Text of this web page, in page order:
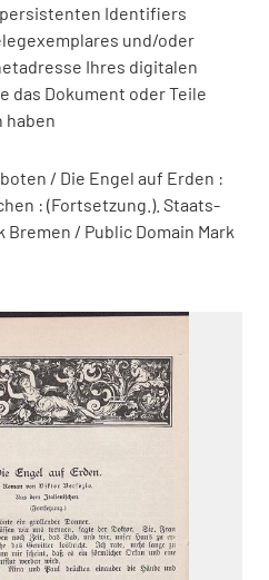
Identifiers
und/oder
Ihres digitalen
das Dokument oder Teile
haben
/ Die Engel auf Erden :
: (Fortsetzung.). Staats-
/ Public Domain Mark